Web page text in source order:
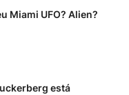
Miami UFO? Alien?
está